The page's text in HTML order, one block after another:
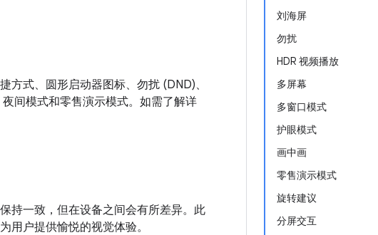
刘海屏
勿扰
HDR 视频播放
多屏幕
多窗口模式
护眼模式
画中画
零售演示模式
旋转建议
分屏交互
方式、圆形启动器图标、勿扰 (DND)、
间模式和零售演示模式。如需了解详
持一致，但在设备之间会有所差异。此
用户提供愉悦的视觉体验。